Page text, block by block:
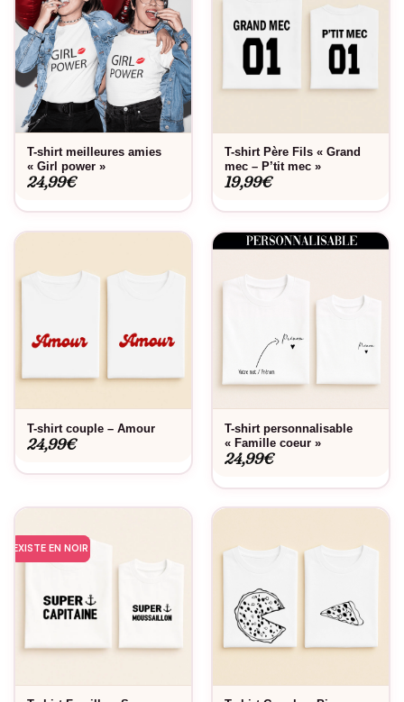
T-shirt meilleures amies
« Girl power »
24,99€
T-shirt Père Fils « Grand
mec – P’tit mec »
19,99€
T-shirt couple – Amour
24,99€
T-shirt personnalisable
« Famille coeur »
24,99€
EXISTE EN NOIR